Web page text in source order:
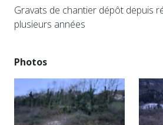
Gravats de chantier dépôt depuis
plusieurs années
Photos